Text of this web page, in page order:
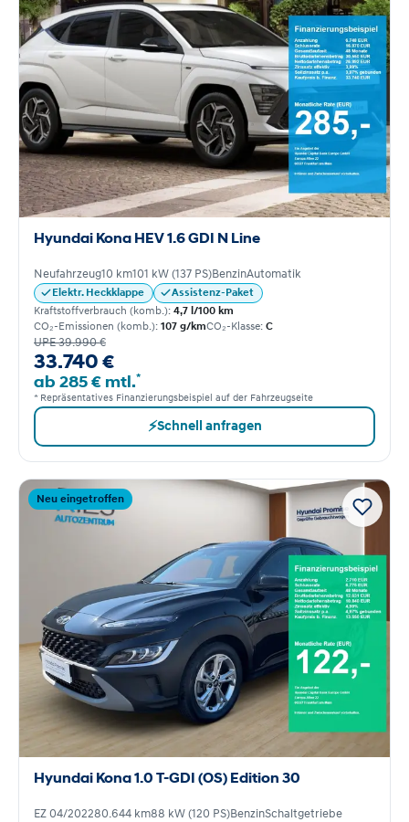
Hyundai Kona HEV 1.6 GDI N Line
Neufahrzeug10 km101 kW (137 PS)BenzinAutomatik
Elektr. Heckklappe
Assistenz-Paket
Kraftstoffverbrauch (komb.): 4,7 l/100 km
CO₂-Emissionen (komb.): 107 g/kmCO₂-Klasse: C
UPE 39.990 €
33.740 €
ab 285 € mtl.*
* Repräsentatives Finanzierungsbeispiel auf der Fahrzeugseite
⚡Schnell anfragen
Neu eingetroffen
Hyundai Kona 1.0 T-GDI (OS) Edition 30
EZ 04/202280.644 km88 kW (120 PS)BenzinSchaltgetriebe